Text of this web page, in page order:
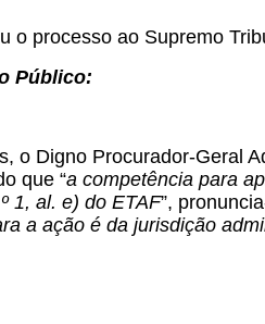
o processo ao Supremo
Público:
o Digno Procurador-Geral
que “a competência para
1, al. e) do ETAF”,
a ação é da jurisdição